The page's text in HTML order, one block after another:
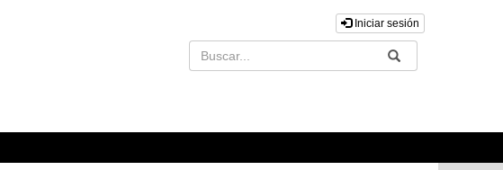
Iniciar sesión
Buscar Enviar